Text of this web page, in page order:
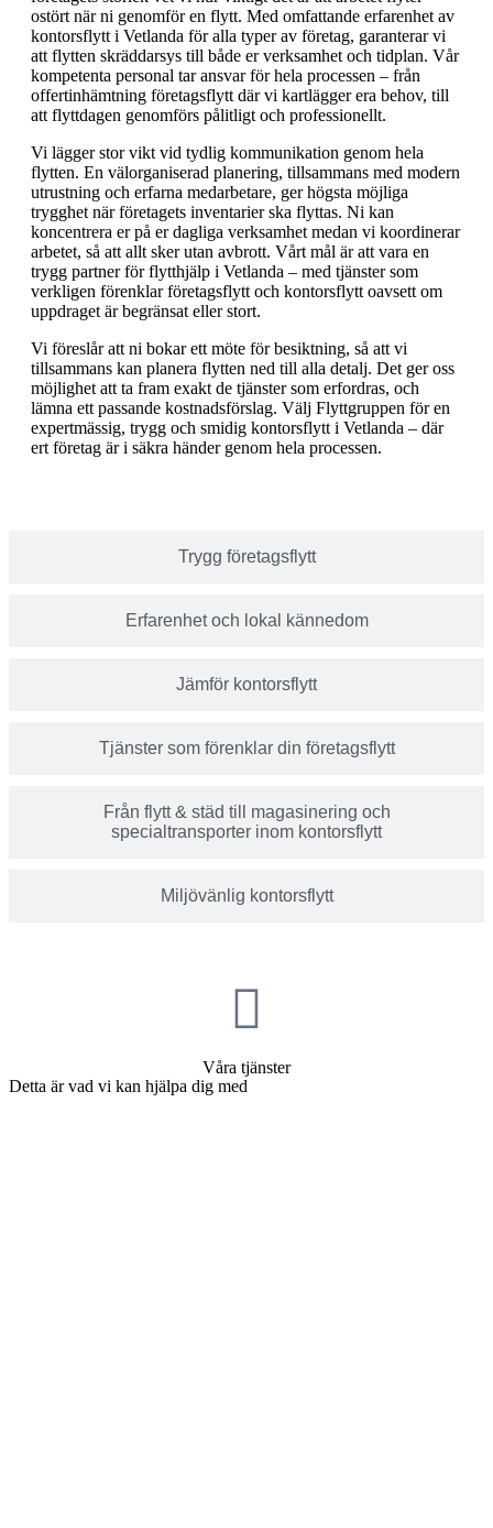
Trygg företagsflytt
Erfarenhet och lokal kännedom
Jämför kontorsflytt
Tjänster som förenklar din företagsflytt
Från flytt & städ till magasinering och
specialtransporter inom kontorsflytt
Miljövänlig kontorsflytt
ostört när ni genomför en flytt. Med omfattande erfarenhet av
kontorsflytt i Vetlanda för alla typer av företag, garanterar vi
att flytten skräddarsys till både er verksamhet och tidplan. Vår
kompetenta personal tar ansvar för hela processen – från
offertinhämtning företagsflytt där vi kartlägger era behov, till
att flyttdagen genomförs pålitligt och professionellt.
Vi lägger stor vikt vid tydlig kommunikation genom hela
flytten. En välorganiserad planering, tillsammans med modern
utrustning och erfarna medarbetare, ger högsta möjliga
trygghet när företagets inventarier ska flyttas. Ni kan
koncentrera er på er dagliga verksamhet medan vi koordinerar
arbetet, så att allt sker utan avbrott. Vårt mål är att vara en
trygg partner för flytthjälp i Vetlanda – med tjänster som
verkligen förenklar företagsflytt och kontorsflytt oavsett om
uppdraget är begränsat eller stort.
Vi föreslår att ni bokar ett möte för besiktning, så att vi
tillsammans kan planera flytten ned till alla detalj. Det ger oss
möjlighet att ta fram exakt de tjänster som erfordras, och
lämna ett passande kostnadsförslag. Välj Flyttgruppen för en
expertmässig, trygg och smidig kontorsflytt i Vetlanda – där
ert företag är i säkra händer genom hela processen.
Våra tjänster
Detta är vad vi kan hjälpa dig med